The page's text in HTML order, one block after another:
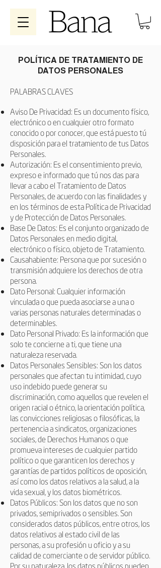
POLÍTICA DE TRATAMIENTO DE
DATOS PERSONALES
PALABRAS CLAVES
Aviso De Privacidad: Es un documento físico,
electrónico o en cualquier otro formato
conocido o por conocer, que está puesto tú
disposición para el tratamiento de tus Datos
Personales.
Autorización: Es el consentimiento previo,
expreso e informado que tú nos das para
llevar a cabo el Tratamiento de Datos
Personales, de acuerdo con las finalidades y
en los términos de esta Política de Privacidad
y de Protección de Datos Personales.
Base De Datos: Es el conjunto organizado de
Datos Personales en medio digital,
electrónico o físico, objeto de Tratamiento.
Causahabiente: Persona que por sucesión o
transmisión adquiere los derechos de otra
persona.
Dato Personal: Cualquier información
vinculada o que pueda asociarse a una o
varias personas naturales determinadas o
determinables.
Dato Personal Privado: Es la información que
solo te concierne a ti, que tiene una
naturaleza reservada.
Datos Personales Sensibles: Son los datos
personales que afectan tu intimidad, cuyo
uso indebido puede generar su
discriminación, como aquellos que revelen el
origen racial o étnico, la orientación política,
las convicciones religiosas o filosóficas, la
pertenencia a sindicatos, organizaciones
sociales, de Derechos Humanos o que
promueva intereses de cualquier partido
político o que garanticen los derechos y
garantías de partidos políticos de oposición,
así como los datos relativos a la salud, a la
vida sexual, y los datos biométricos.
Datos Públicos: Son los datos que no son
privados, semiprivados o sensibles. Son
considerados datos públicos, entre otros, los
datos relativos al estado civil de las
personas, a su profesión u oficio y a su
calidad de comerciante o de servidor público.
Por su naturaleza, los datos públicos pueden